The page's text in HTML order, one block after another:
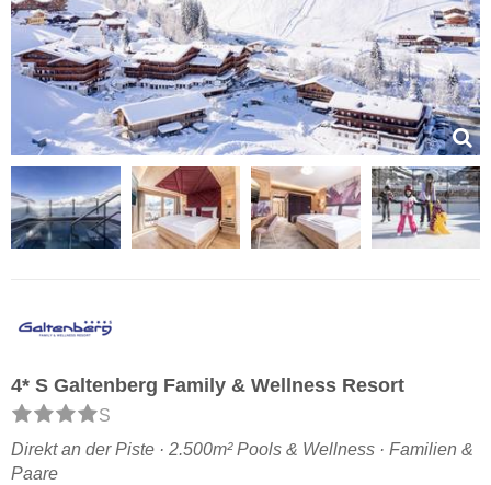
4* S Galtenberg Family & Wellness Resort
S
Direkt an der Piste · 2.500m² Pools & Wellness · Familien &
Paare